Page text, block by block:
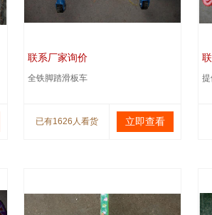
联系厂家询价
全铁脚踏滑板车
已有1626人看货 立即查看